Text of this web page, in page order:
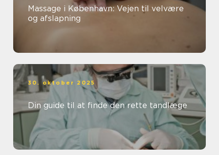
Massage i København: Vejen til velvære
og afslapning
30. oktober 2025
Din guide til at finde den rette tandlæge